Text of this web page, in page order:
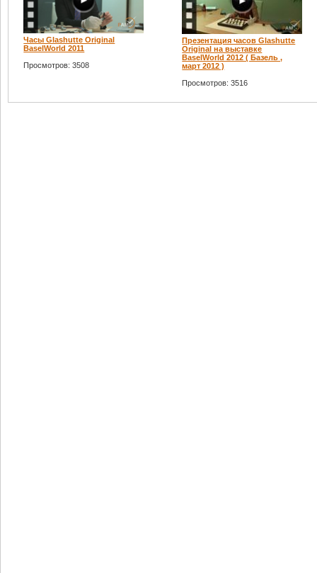
Часы Glashutte Original
BaselWorld 2011
Просмотров: 3508
Презентация часов Glashutte
Original на выставке
BaselWorld 2012 ( Базель ,
март 2012 )
Просмотров: 3516